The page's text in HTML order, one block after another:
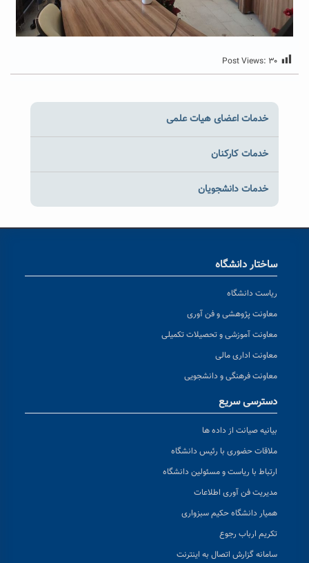
Post Views: ۳۰
خدمات اعضای هیات علمی
خدمات کارکنان
خدمات دانشجویان
ساختار دانشگاه
ریاست دانشگاه
معاونت پژوهشی و فن آوری
معاونت آموزشی و تحصیلات تکمیلی
معاونت اداری مالی
معاونت فرهنگی و دانشجویی
دسترسی سریع
بیانیه صیانت از داده ها
ملاقات حضوری با رئیس دانشگاه
ارتباط با ریاست و مسئولین دانشگاه
مدیریت فن آوری اطلاعات
همیار دانشگاه حکیم سبزواری
تکریم ارباب رجوع
سامانه گزارش اتصال به اینترنت